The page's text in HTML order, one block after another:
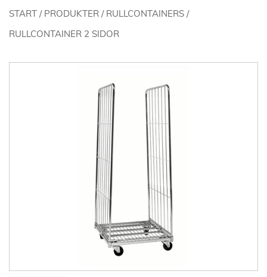
START / PRODUKTER / RULLCONTAINERS /
RULLCONTAINER 2 SIDOR